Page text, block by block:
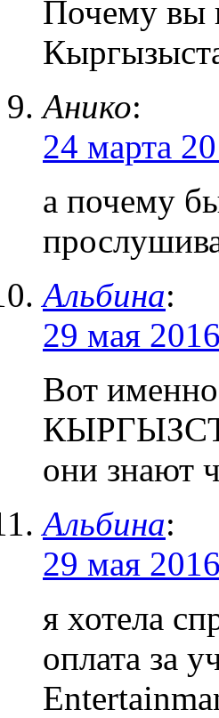
Почему вы
Анико:
24 марта
а почему
Альбина:
29 мая
Вот
они знают
Альбина:
29 мая
я хотела
оплата за